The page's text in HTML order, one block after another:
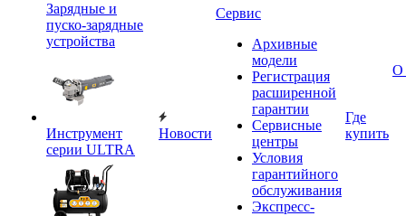
Зарядные и
пуско-зарядные
устройства
Инструмент
серии ULTRA
Новости
Сервис
Архивные
модели
Регистрация
расширенной
гарантии
Сервисные
центры
Условия
гарантийного
обслуживания
Экспресс-
Где
купить
О